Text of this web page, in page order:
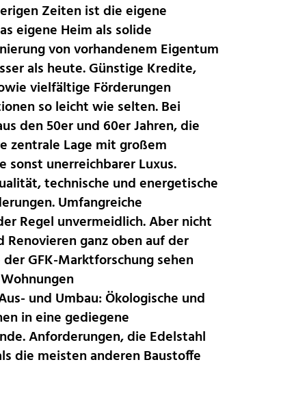
Accessoires sind das i-Tüpfelchen in
© WZV/fotobi #24205775/ Fotolia.com
Zeiten ist die eigene
eigene Heim als solide
von vorhandenem Eigentum
als heute. Günstige Kredite,
vielfältige Förderungen
so leicht wie selten. Bei
den 50er und 60er Jahren, die
zentrale Lage mit großem
unerreichbarer Luxus.
technische und energetische
Umfangreiche
Regel unvermeidlich. Aber nicht
ganz oben auf der
GFK-Marktforschung sehen
und Umbau: Ökologische und
in eine gediegene
Anforderungen, die Edelstahl
die meisten anderen Baustoffe